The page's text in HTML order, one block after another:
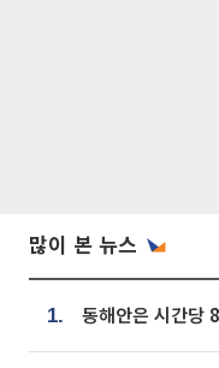
많이 본 뉴스
1.